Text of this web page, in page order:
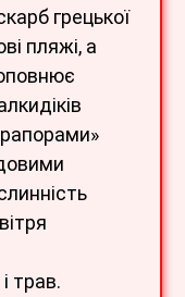
грецької
пляжі, а
трав.